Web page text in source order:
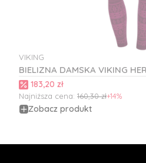
BIELIZNA DAMSKA VIKING
PRODUCENT
VIKING
Cena promocyjna
183,20 zł
Najniższa cena: 160,30 zł+14%
Zobacz produkt